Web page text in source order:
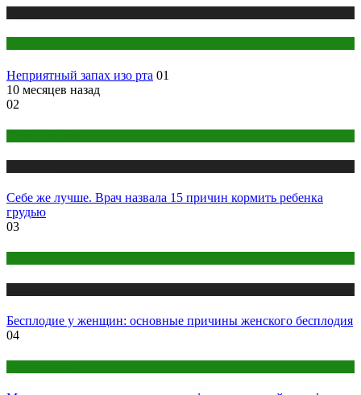
Неприятный запах изо рта 01
10 месяцев назад
02
Себе же лучше. Врач назвала 15 причин кормить ребенка
грудью
03
Бесплодие у женщин: основные причины женского бесплодия
04